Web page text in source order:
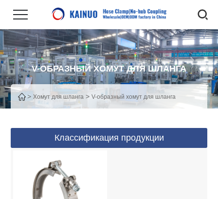
V-ОБРАЗНЫЙ ХОМУТ ДЛЯ ШЛАНГА
> Хомут для шланга >V-образный хомут для шланга
Классификация продукции